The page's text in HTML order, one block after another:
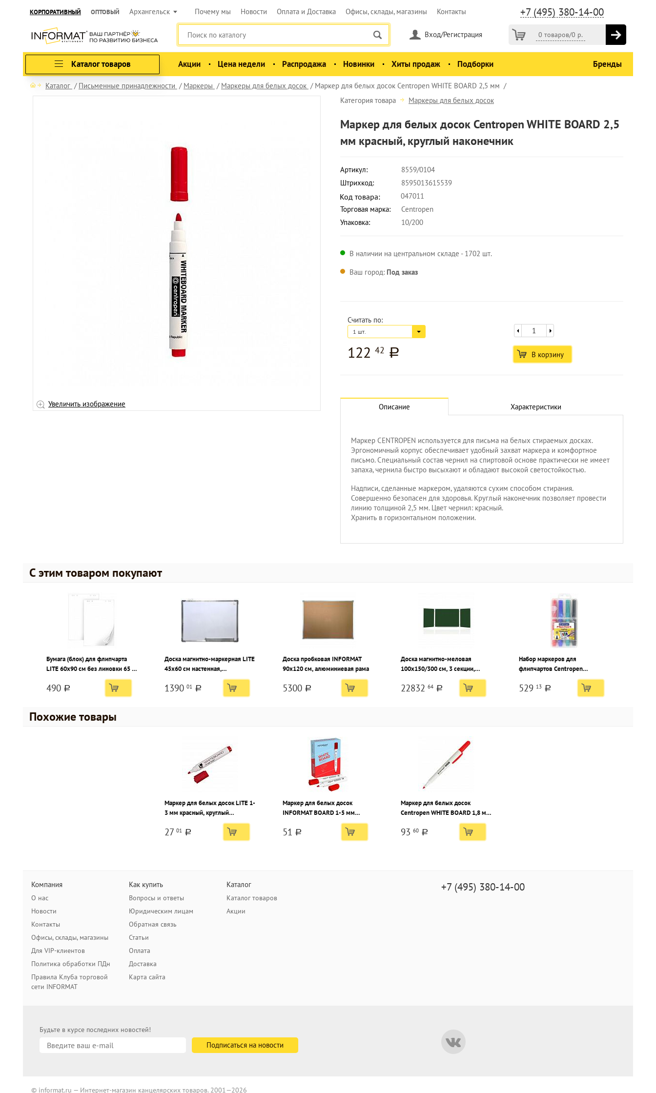
КОРПОРАТИВНЫЙ ОПТОВЫЙ Архангельск +7 (495) 380-14-00
Почему мы Новости Оплата и Доставка Офисы, склады, магазины Контакты
0 товаров/0 р.
Вход/Регистрация
Каталог товаров Акции Цена недели Распродажа Новинки Хиты продаж Подборки Бренды
Каталог Письменные принадлежности Маркеры Маркеры для белых досок Маркер для белых досок Centropen WHITE BOARD 2,5 мм
Увеличить изображение
Категория товара Маркеры для белых досок
Маркер для белых досок Centropen WHITE BOARD 2,5
мм красный, круглый наконечник
Артикул:
8559/0104
Штрихкод:
8595013615539
Код товара:
047011
Торговая марка:
Centropen
Упаковка:
10/200
В наличии на центральном складе - 1702 шт.
Ваш город: Под заказ
Считать по:
1 шт.
122 42 a В корзину
Описание Характеристики
Маркер CENTROPEN используется для письма на белых стираемых досках.
Эргономичный корпус обеспечивает удобный захват маркера и комфортное
письмо. Специальный состав чернил на спиртовой основе практически не имеет
запаха, чернила быстро высыхают и обладают высокой светостойкостью.
Надписи, сделанные маркером, удаляются сухим способом стирания.
Совершенно безопасен для здоровья. Круглый наконечник позволяет провести
линию толщиной 2,5 мм. Цвет чернил: красный.
Хранить в горизонтальном положении.
С этим товаром покупают
Бумага (блок) для флипчарта
LITE 60х90 см без линовки 65 г/
490 a
Доска магнитно-маркерная LITE
45х60 см настенная,
поверхность лаковая,
алюминиевая рама
1390 01 a
Доска пробковая INFORMAT
90х120 см, алюминиевая рама
5300 a
Доска магнитно-меловая
100x150/300 см, 3 секции,
зеленая, керамическая
поверхность
22832 64 a
Набор маркеров для
флипчартов Centropen
FLIPCHART 2,5 мм ассорти,
круглый наконечник, 4 шт
529 13 a
Похожие товары
Маркер для белых досок LITE 1-
3 мм красный, круглый
27 01 a
Маркер для белых досок
INFORMAT BOARD 1-5 мм
красный, круглый наконечник
51 a
Маркер для белых досок
Centropen WHITE BOARD 1,8 мм
красный, круглый наконечник
93 60 a
Компания
О нас
Новости
Контакты
Офисы, склады, магазины
Для VIP-клиентов
Политика обработки ПДн
Правила Клуба торговой
сети INFORMAT
Как купить
Вопросы и ответы
Юридическим лицам
Обратная связь
Статьи
Оплата
Доставка
Карта сайта
Каталог
Каталог товаров
Акции
+7 (495) 380-14-00
Будьте в курсе последних новостей!
© informat.ru — Интернет-магазин канцелярских товаров. 2001—2026